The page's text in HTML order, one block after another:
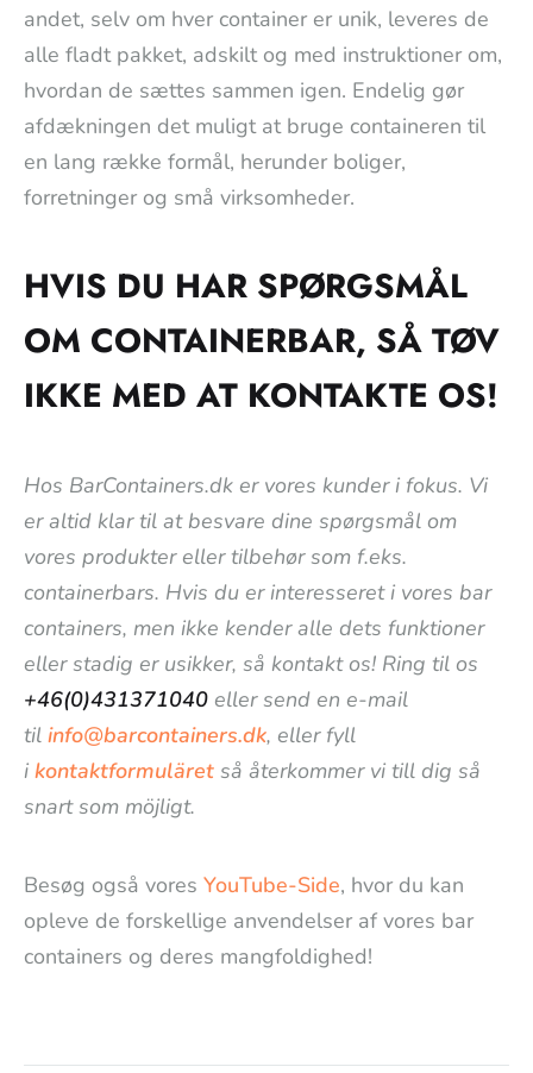
andet, selv om hver container er unik, leveres de
alle fladt pakket, adskilt og med instruktioner om,
hvordan de sættes sammen igen. Endelig gør
afdækningen det muligt at bruge containeren til
en lang række formål, herunder boliger,
forretninger og små virksomheder.
HVIS DU HAR SPØRGSMÅL
OM CONTAINERBAR, SÅ TØV
IKKE MED AT KONTAKTE OS!
Hos BarContainers.dk er vores kunder i fokus. Vi
er altid klar til at besvare dine spørgsmål om
vores produkter eller tilbehør som f.eks.
containerbars. Hvis du er interesseret i vores bar
containers, men ikke kender alle dets funktioner
eller stadig er usikker, så kontakt os! Ring til os
+46(0)431371040 eller send en e-mail
til info@barcontainers.dk, eller fyll
i kontaktformuläret så återkommer vi till dig så
snart som möjligt.
Besøg også vores YouTube-Side, hvor du kan
opleve de forskellige anvendelser af vores bar
containers og deres mangfoldighed!